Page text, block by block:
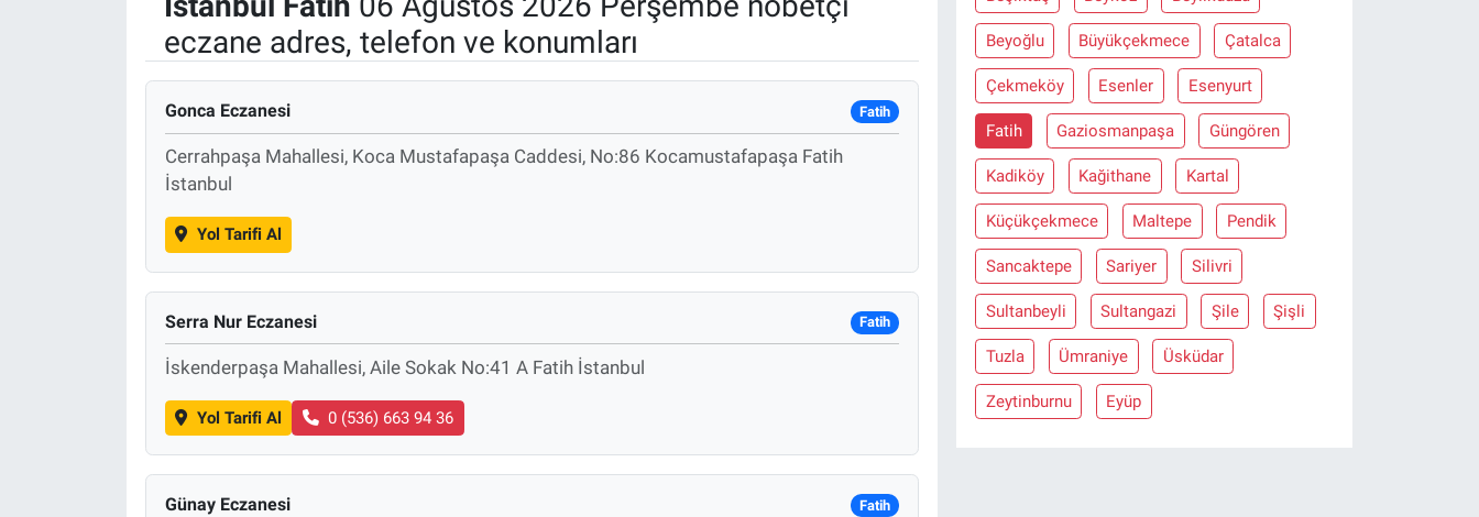
eczane adres, telefon ve konumları
Gonca Eczanesi Fatih
Cerrahpaşa Mahallesi, Koca Mustafapaşa Caddesi, No:86 Kocamustafapaşa Fatih
İstanbul
Yol Tarifi Al
Serra Nur Eczanesi Fatih
İskenderpaşa Mahallesi, Aile Sokak No:41 A Fatih İstanbul
Yol Tarifi Al 0 (536) 663 94 36
Günay Eczanesi Fatih
Beyoğlu Büyükçekmece Çatalca
Çekmeköy Esenler Esenyurt
Fatih Gaziosmanpaşa Güngören
Kadiköy Kağithane Kartal
Küçükçekmece Maltepe Pendik
Sancaktepe Sariyer Silivri
Sultanbeyli Sultangazi Şile Şişli
Tuzla Ümraniye Üsküdar
Zeytinburnu Eyüp